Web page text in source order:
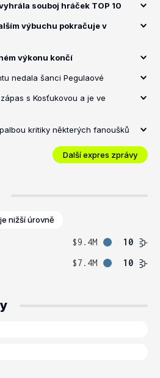
souboj hráček TOP 10
výbuchu pokračuje v
výkonu končí
nedala šanci Pegulaové
s Kosťukovou a je ve
kritiky některých fanoušků
Další expres zprávy
nižší úrovně
$9.4M
10
$7.4M 10